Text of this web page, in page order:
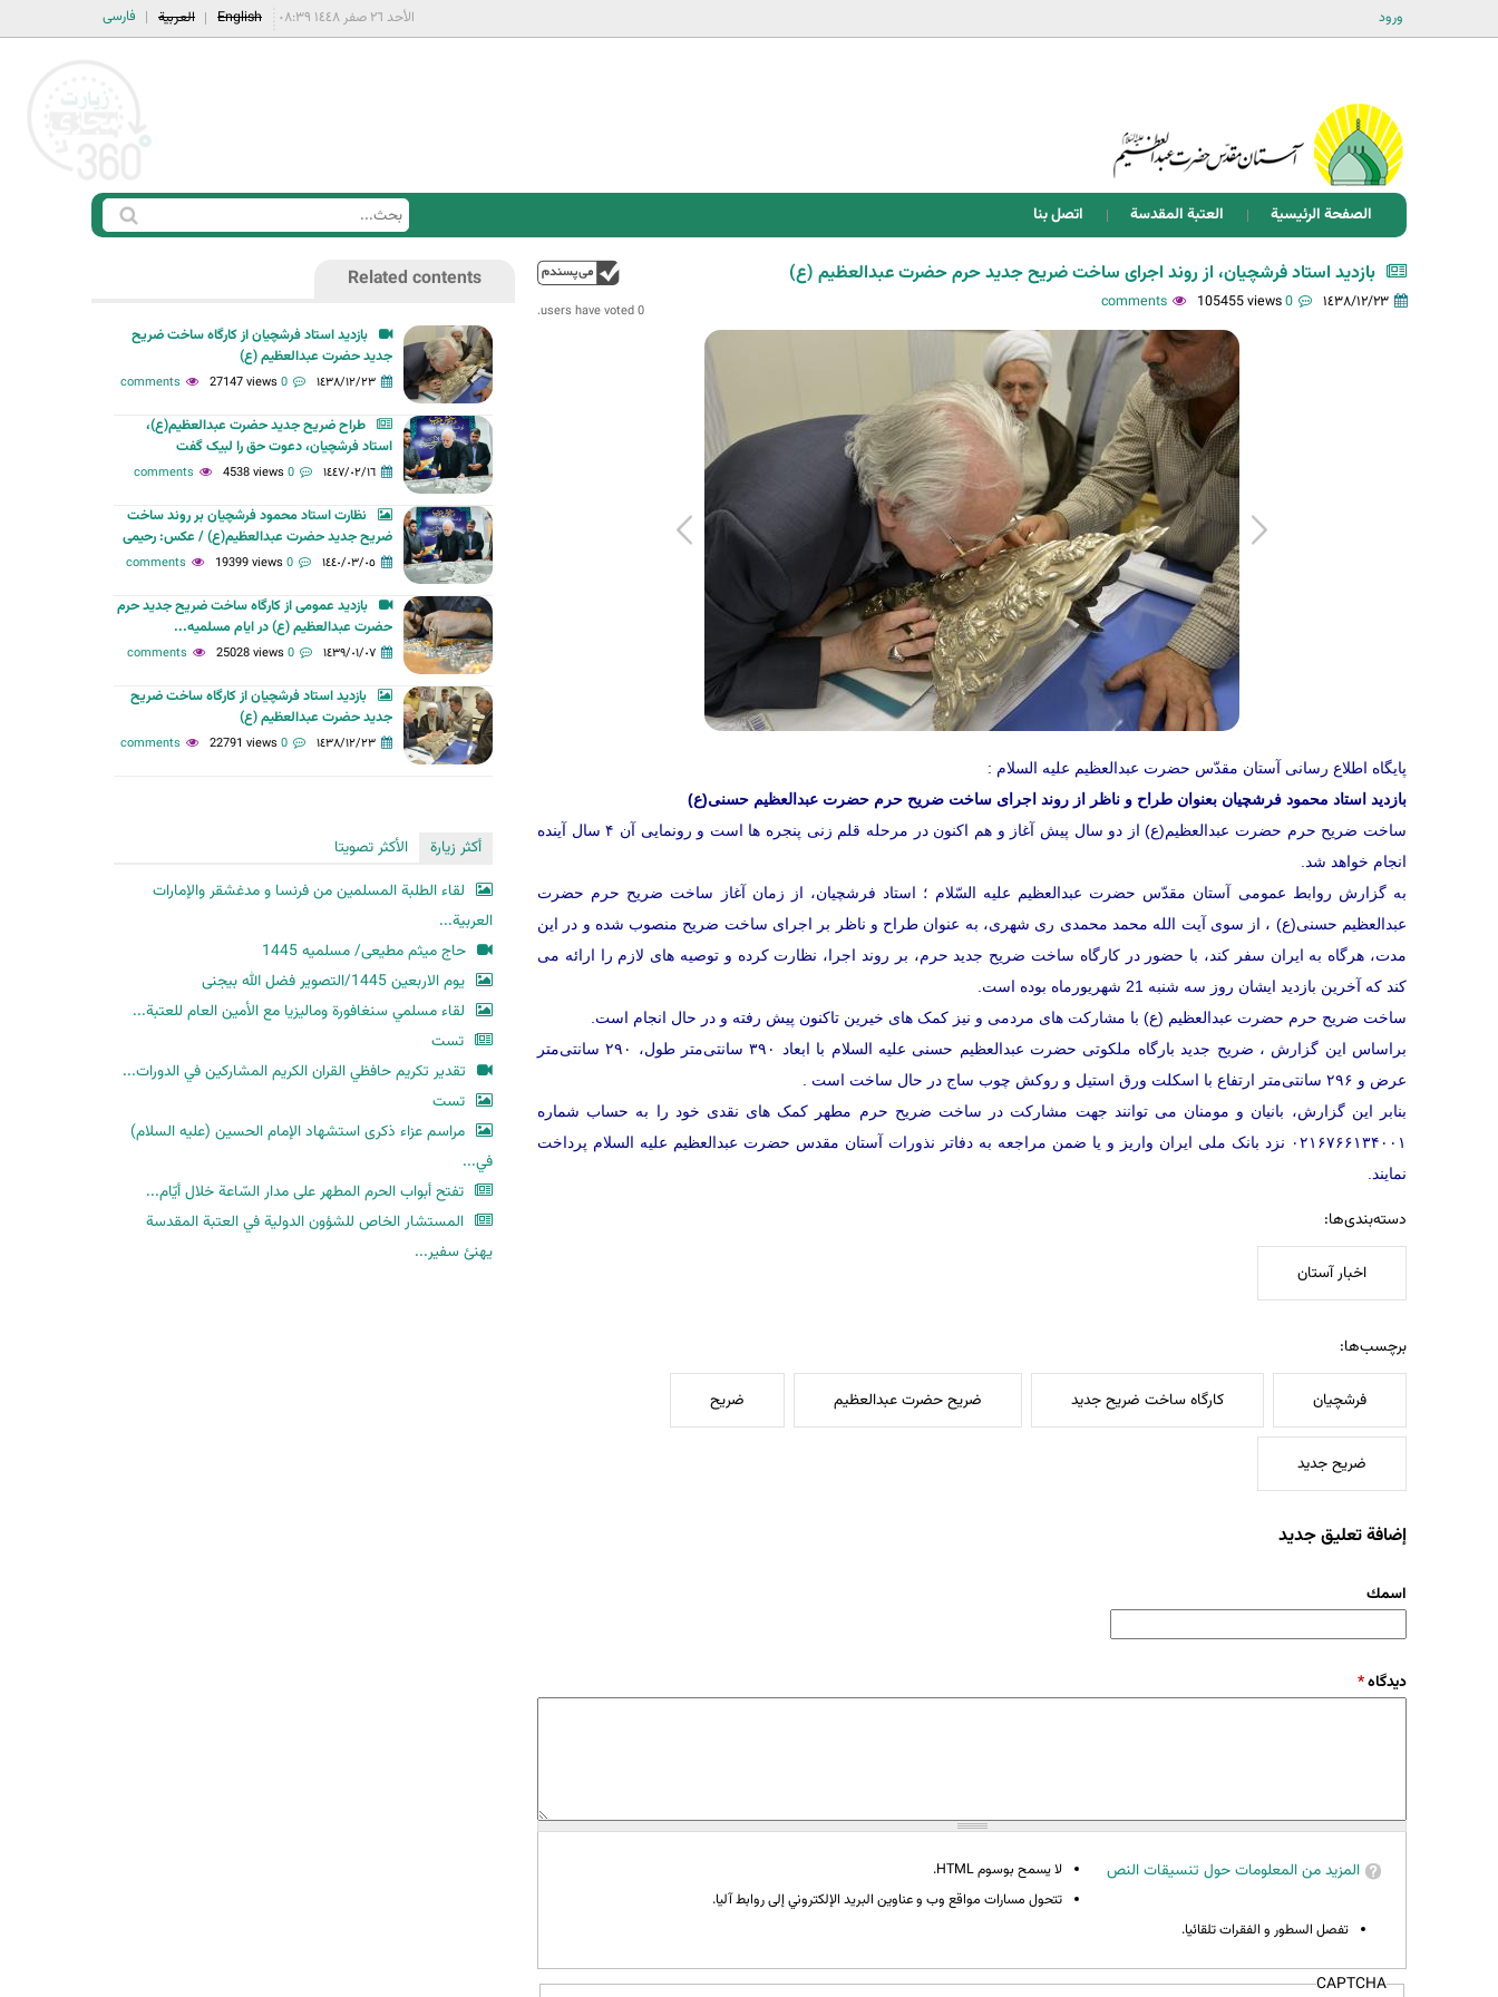
ورود فارسی العربية English الأحد ٢٦ صفر ١٤٤٨ ٠٨:٣٩
الصفحة الرئيسية العتبة المقدسة اتصل بنا
ا
س
م
ح
ث
ب
ح
0 users have voted.
بازدید استاد فرشچیان، از روند اجرای ساخت ضریح جدید حرم حضرت عبدالعظیم (ع)
١٤٣٨/١٢/٢٣ 0 comments
105455 views
پایگاه اطلاع رسانی آستان مقدّس حضرت عبدالعظیم علیه السلام :
بازدید استاد محمود فرشچیان بعنوان طراح و ناظر از روند اجرای ساخت ضریح حرم حضرت عبدالعظیم حسنی(ع)
ساخت ضریح حرم حضرت عبدالعظیم(ع) از دو سال پیش آغاز و هم اکنون در مرحله قلم زنی پنجره ها است و رونمایی آن ۴ سال آینده
انجام خواهد شد.
به گزارش روابط عمومی آستان مقدّس حضرت عبدالعظیم علیه السّلام ؛ استاد فرشچیان، از زمان آغاز ساخت ضریح حرم حضرت
عبدالعظیم حسنی(ع) ، از سوی آیت الله محمد محمدی ری شهری، به عنوان طراح و ناظر بر اجرای ساخت ضریح منصوب شده و در این
مدت، هرگاه به ایران سفر کند، با حضور در کارگاه ساخت ضریح جدید حرم، بر روند اجرا، نظارت کرده و توصیه های لازم را ارائه می
کند که آخرین بازدید ایشان روز سه شنبه 21 شهریورماه بوده است.
ساخت ضریح حرم حضرت عبدالعظیم (ع) با مشارکت های مردمی و نیز کمک های خیرین تاکنون پیش رفته و در حال انجام است.
براساس این گزارش ، ضریح جدید بارگاه ملکوتی حضرت عبدالعظیم حسنی علیه السلام با ابعاد ۳۹۰ سانتی‌متر طول، ۲۹۰ سانتی‌متر
عرض و ۲۹۶ سانتی‌متر ارتفاع با اسکلت ورق استیل و روکش چوب ساج در حال ساخت است .
بنابر این گزارش، بانیان و مومنان می توانند جهت مشارکت در ساخت ضریح حرم مطهر کمک های نقدی خود را به حساب شماره
۰۲۱۶۷۶۶۱۳۴۰۰۱ نزد بانک ملی ایران واریز و یا ضمن مراجعه به دفاتر نذورات آستان مقدس حضرت عبدالعظیم علیه السلام پرداخت
نمایند.
دسته‌بندی‌ها:
اخبار آستان
برچسب‌ها:
فرشچیان کارگاه ساخت ضریح جدید ضریح حضرت عبدالعظیم ضریح
ضریح جدید
إضافة تعليق جديد
‏اسمك ‏
‏دیدگاه ‏*
المزيد من المعلومات حول تنسيقات النص
لا يسمح بوسوم HTML.
تتحول مسارات مواقع وب و عناوين البريد الإلكتروني إلى روابط آليا.
تفصل السطور و الفقرات تلقائيا.
CAPTCHA
Related contents
بازدید استاد فرشچیان از کارگاه ساخت ضریح
جديد حضرت عبدالعظیم (ع)
١٤٣٨/١٢/٢٣ 0 comments
27147 views
طراح ضریح جدید حضرت عبدالعظیم(ع)،
استاد فرشچیان، دعوت حق را لبیک گفت
١٤٤٧/٠٢/١٦ 0 comments
4538 views
نظارت استاد محمود فرشچیان بر روند ساخت
ضریح جدید حضرت عبدالعظیم(ع) / عکس: رحیمی
١٤٤٠/٠٣/٠٥ 0 comments
19399 views
بازدید عمومی از کارگاه ساخت ضریح جدید حرم
حضرت عبدالعظیم (ع) در ایام مسلمیه...
١٤٣٩/٠١/٠٧ 0 comments
25028 views
بازدید استاد فرشچیان از کارگاه ساخت ضریح
جديد حضرت عبدالعظیم (ع)
١٤٣٨/١٢/٢٣ 0 comments
22791 views
أكثر زيارة
الأكثر تصويتا
لقاء الطلبة المسلمين من فرنسا و مدغشقر والإمارات
العربية...
حاج میثم مطیعی/ مسلمیه 1445
یوم الاربعین 1445/التصویر فضل الله بیجنی
لقاء مسلمي سنغافورة وماليزيا مع الأمين العام للعتبة...
تست
تقدير تكريم حافظي القران الكريم المشاركين في الدورات...
تست
مراسم عزاء ذكرى استشهاد الإمام الحسين (عليه السلام)
في...
تفتح أبواب الحرم المطهر على مدار السّاعة خلال أيّام...
المستشار الخاص للشؤون الدولية في العتبة المقدسة
يهنئ سفير...